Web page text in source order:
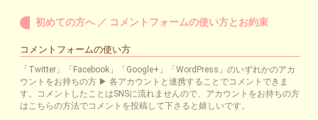
初めての方へ ／ コメントフォームの使い方とお約束
コメントフォームの使い方
「Twitter」「Facebook」「Google+」「WordPress」のいずれかのアカ
ウントをお持ちの方 ▶ 各アカウントと連携することでコメントできま
す。コメントしたことはSNSに流れませんので、アカウントをお持ちの方
はこちらの方法でコメントを投稿して下さると嬉しいです。